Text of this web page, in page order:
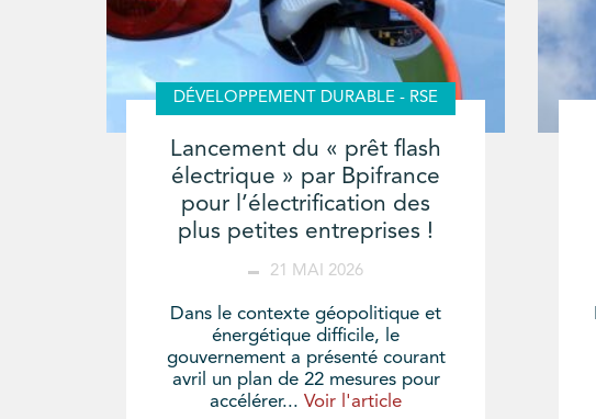
DÉVELOPPEMENT DURABLE - RSE
Lancement du « prêt flash
électrique » par Bpifrance
pour l’électrification des
plus petites entreprises !
21 MAI 2026
Dans le contexte géopolitique et
énergétique difficile, le
gouvernement a présenté courant
avril un plan de 22 mesures pour
accélérer...Voir l'article